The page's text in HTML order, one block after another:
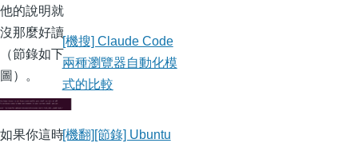
他的說明就
沒那麼好讀
（節錄如下
圖）。
如果你這時
[機搜] Claude Code
兩種瀏覽器自動化模
式的比較
[機翻][節錄] Ubuntu